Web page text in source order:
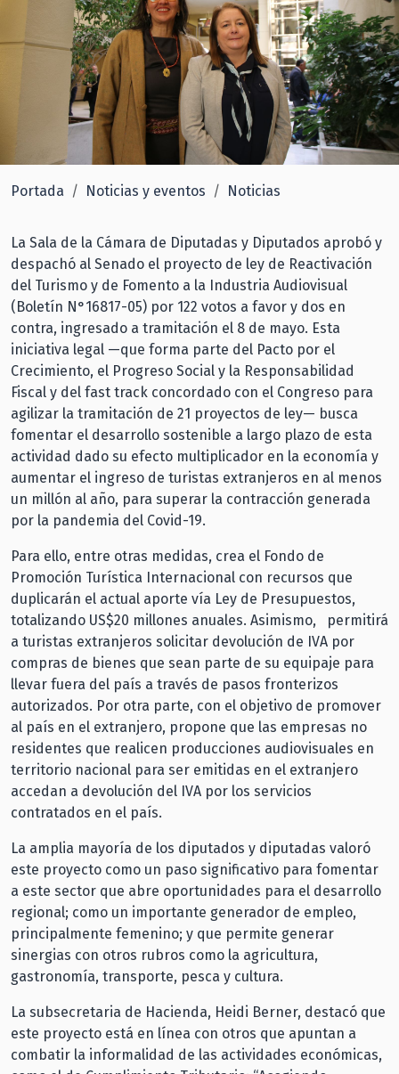
Portada Noticias y eventos Noticias
La Sala de la Cámara de Diputadas y Diputados aprobó y
despachó al Senado el proyecto de ley de Reactivación
del Turismo y de Fomento a la Industria Audiovisual
(Boletín N°16817-05) por 122 votos a favor y dos en
contra, ingresado a tramitación el 8 de mayo. Esta
iniciativa legal —que forma parte del Pacto por el
Crecimiento, el Progreso Social y la Responsabilidad
Fiscal y del fast track concordado con el Congreso para
agilizar la tramitación de 21 proyectos de ley— busca
fomentar el desarrollo sostenible a largo plazo de esta
actividad dado su efecto multiplicador en la economía y
aumentar el ingreso de turistas extranjeros en al menos
un millón al año, para superar la contracción generada
por la pandemia del Covid-19.
Para ello, entre otras medidas, crea el Fondo de
Promoción Turística Internacional con recursos que
duplicarán el actual aporte vía Ley de Presupuestos,
totalizando US$20 millones anuales. Asimismo, permitirá
a turistas extranjeros solicitar devolución de IVA por
compras de bienes que sean parte de su equipaje para
llevar fuera del país a través de pasos fronterizos
autorizados. Por otra parte, con el objetivo de promover
al país en el extranjero, propone que las empresas no
residentes que realicen producciones audiovisuales en
territorio nacional para ser emitidas en el extranjero
accedan a devolución del IVA por los servicios
contratados en el país.
La amplia mayoría de los diputados y diputadas valoró
este proyecto como un paso significativo para fomentar
a este sector que abre oportunidades para el desarrollo
regional; como un importante generador de empleo,
principalmente femenino; y que permite generar
sinergias con otros rubros como la agricultura,
gastronomía, transporte, pesca y cultura.
La subsecretaria de Hacienda, Heidi Berner, destacó que
este proyecto está en línea con otros que apuntan a
combatir la informalidad de las actividades económicas,